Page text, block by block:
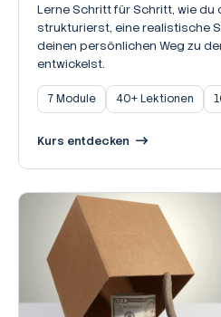
Lerne Schritt für Schritt, wie du
strukturierst, eine realistische
deinen persönlichen Weg zu
entwickelst.
7 Module 40+ Lektionen
Kurs entdecken